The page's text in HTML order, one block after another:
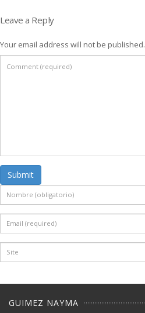
Leave a Reply
Your email address will not be published.
Submit
GUIMEZ NAYMA